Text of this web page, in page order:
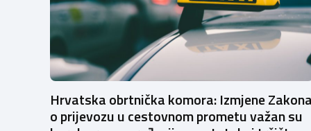
Hrvatska obrtnička komora: Izmjene
o prijevozu u cestovnom prometu važan su